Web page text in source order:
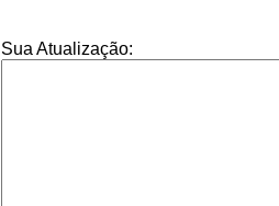
Sua Atualização: